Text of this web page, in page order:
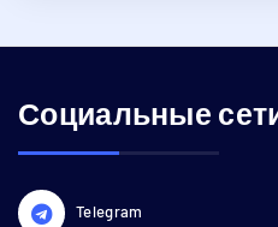
Социальные
Telegram